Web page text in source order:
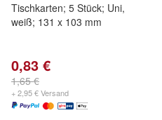
Tischkarten; 5 Stück; Uni,
weiß; 131 x 103 mm
0,83 €
1,65 €
+ 2,95 € Versand